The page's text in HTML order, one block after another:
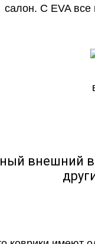
салон. С EVA все
внешний